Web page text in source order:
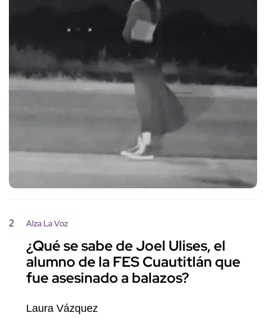
2 Alza La Voz
¿Qué se sabe de Joel Ulises, el
alumno de la FES Cuautitlán que
fue asesinado a balazos?
Laura Vázquez